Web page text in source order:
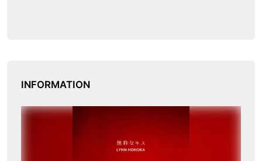
INFORMATION